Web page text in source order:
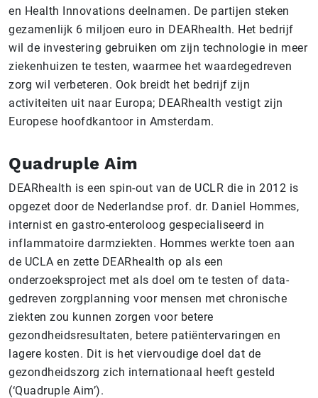
en Health Innovations deelnamen. De partijen steken
gezamenlijk 6 miljoen euro in DEARhealth. Het bedrijf
wil de investering gebruiken om zijn technologie in meer
ziekenhuizen te testen, waarmee het waardegedreven
zorg wil verbeteren. Ook breidt het bedrijf zijn
activiteiten uit naar Europa; DEARhealth vestigt zijn
Europese hoofdkantoor in Amsterdam.
Quadruple Aim
DEARhealth is een spin-out van de UCLR die in 2012 is
opgezet door de Nederlandse prof. dr. Daniel Hommes,
internist en gastro-enteroloog gespecialiseerd in
inflammatoire darmziekten. Hommes werkte toen aan
de UCLA en zette DEARhealth op als een
onderzoeksproject met als doel om te testen of data-
gedreven zorgplanning voor mensen met chronische
ziekten zou kunnen zorgen voor betere
gezondheidsresultaten, betere patiëntervaringen en
lagere kosten. Dit is het viervoudige doel dat de
gezondheidszorg zich internationaal heeft gesteld
(‘Quadruple Aim’).